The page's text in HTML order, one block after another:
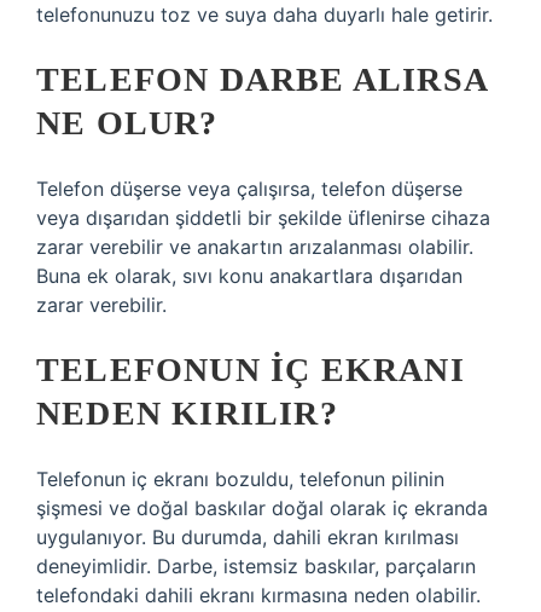
telefonunuzu toz ve suya daha duyarlı hale getirir.
TELEFON DARBE ALIRSA
NE OLUR?
Telefon düşerse veya çalışırsa, telefon düşerse
veya dışarıdan şiddetli bir şekilde üflenirse cihaza
zarar verebilir ve anakartın arızalanması olabilir.
Buna ek olarak, sıvı konu anakartlara dışarıdan
zarar verebilir.
TELEFONUN IÇ EKRANI
NEDEN KIRILIR?
Telefonun iç ekranı bozuldu, telefonun pilinin
şişmesi ve doğal baskılar doğal olarak iç ekranda
uygulanıyor. Bu durumda, dahili ekran kırılması
deneyimlidir. Darbe, istemsiz baskılar, parçaların
telefondaki dahili ekranı kırmasına neden olabilir.